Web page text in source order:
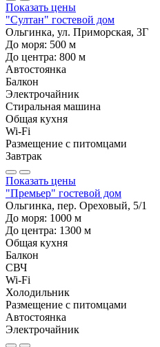
Показать цены
"Султан" гостевой дом
Ольгинка, ул. Приморская, 3Г
До моря: 500 м
До центра: 800 м
Автостоянка
Балкон
Электрочайник
Стиральная машина
Общая кухня
Wi-Fi
Размещение с питомцами
Завтрак
Показать цены
"Премьер" гостевой дом
Ольгинка, пер. Ореховый, 5/1
До моря: 1000 м
До центра: 1300 м
Общая кухня
Балкон
СВЧ
Wi-Fi
Холодильник
Размещение с питомцами
Автостоянка
Электрочайник